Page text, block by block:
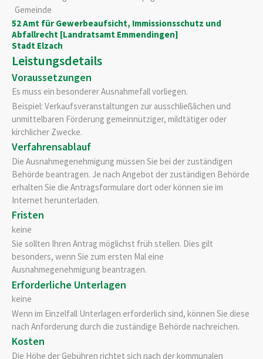
Gemeinde
52 Amt für Gewerbeaufsicht, Immissionsschutz und
Abfallrecht [Landratsamt Emmendingen]
Stadt Elzach
Leistungsdetails
Voraussetzungen
Es muss ein besonderer Ausnahmefall vorliegen.
Beispiel: Verkaufsveranstaltungen zur ausschließlichen und
unmittelbaren Förderung gemeinnütziger, mildtätiger oder
kirchlicher Zwecke.
Verfahrensablauf
Die Ausnahmegenehmigung müssen Sie bei der zuständigen
Behörde beantragen. Je nach Angebot der zuständigen Behörde
erhalten Sie die Antragsformulare dort oder können sie im
Internet herunterladen.
Fristen
keine
Sie sollten Ihren Antrag möglichst früh stellen. Dies gilt
besonders, wenn Sie zum ersten Mal eine
Ausnahmegenehmigung beantragen.
Erforderliche Unterlagen
keine
Wenn im Einzelfall Unterlagen erforderlich sind, können Sie diese
nach Anforderung durch die zuständige Behörde nachreichen.
Kosten
Die Höhe der Gebühren richtet sich nach der kommunalen